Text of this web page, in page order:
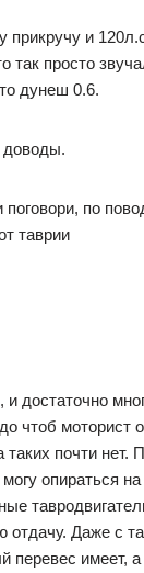
прикручу и
так просто
дунеш 0.6.
доводы.
по
таврии
и достаточно
чтоб моторист
таких почти нет.
опираться
отдачу. Даже с
перевес имеет,